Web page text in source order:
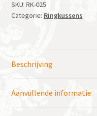
aantal
SKU: RK-025
Categorie: Ringkussens
Beschrijving
Aanvullende informatie